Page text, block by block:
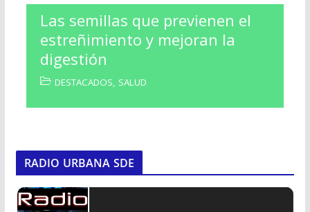
Las semillas que previenen el
estreñimiento y mejoran la
digestión
DESTACADOS, SALUD
RADIO URBANA SDE